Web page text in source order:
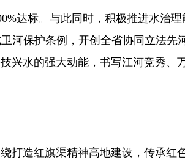
达标。与此同时，积极推进水治理
河保护条例，开创全省协同立法先
兴水的强大动能，书写江河竞秀、
造红旗渠精神高地建设，传承红